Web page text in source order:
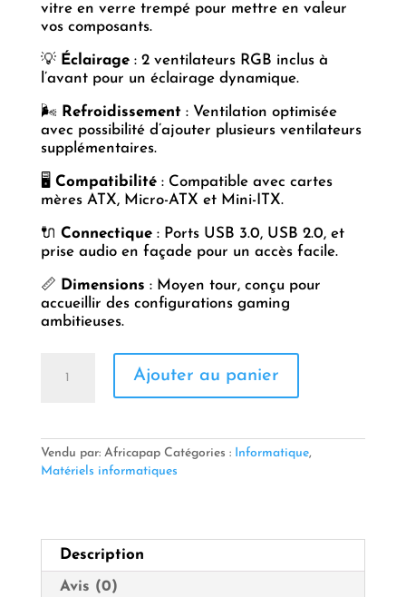
vitre en verre trempé pour mettre en valeur
vos composants.
💡 Éclairage: 2 ventilateurs RGB inclus à
l’avant pour un éclairage dynamique.
🌬️ Refroidissement: Ventilation optimisée
avec possibilité d’ajouter plusieurs ventilateurs
supplémentaires.
🖥️ Compatibilité: Compatible avec cartes
mères ATX, Micro-ATX et Mini-ITX.
🔌 Connectique: Ports USB 3.0, USB 2.0, et
prise audio en façade pour un accès facile.
📏 Dimensions : Moyen tour, conçu pour
accueillir des configurations gaming
ambitieuses.
GM-
29
Ajouter au panier
Vendu par: Africapap Catégories : Informatique,
Matériels informatiques
Description
Avis (0)